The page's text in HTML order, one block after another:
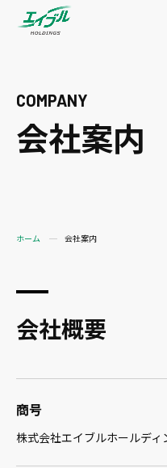
ホーム 会社案内
COMPANY
会社案内
会社概要
商号
株式会社エイブルホールディ